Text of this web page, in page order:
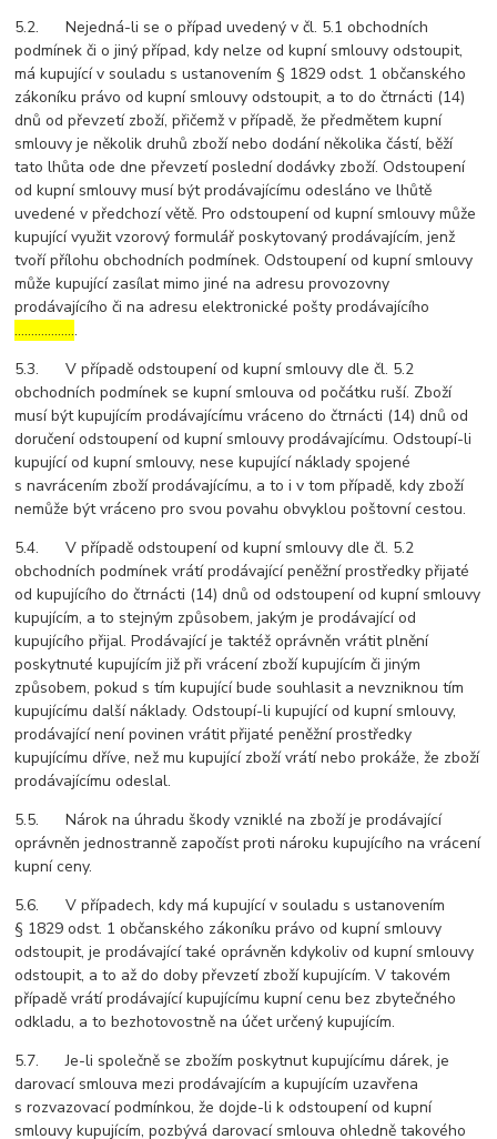
5.2. Nejedná-li se o případ uvedený v čl. 5.1 obchodních
podmínek či o jiný případ, kdy nelze od kupní smlouvy odstoupit,
má kupující v souladu s ustanovením § 1829 odst. 1 občanského
zákoníku právo od kupní smlouvy odstoupit, a to do čtrnácti (14)
dnů od převzetí zboží, přičemž v případě, že předmětem kupní
smlouvy je několik druhů zboží nebo dodání několika částí, běží
tato lhůta ode dne převzetí poslední dodávky zboží. Odstoupení
od kupní smlouvy musí být prodávajícímu odesláno ve lhůtě
uvedené v předchozí větě. Pro odstoupení od kupní smlouvy může
kupující využit vzorový formulář poskytovaný prodávajícím, jenž
tvoří přílohu obchodních podmínek. Odstoupení od kupní smlouvy
může kupující zasílat mimo jiné na adresu provozovny
prodávajícího či na adresu elektronické pošty prodávajícího
……………….
5.3. V případě odstoupení od kupní smlouvy dle čl. 5.2
obchodních podmínek se kupní smlouva od počátku ruší. Zboží
musí být kupujícím prodávajícímu vráceno do čtrnácti (14) dnů od
doručení odstoupení od kupní smlouvy prodávajícímu. Odstoupí-li
kupující od kupní smlouvy, nese kupující náklady spojené
s navrácením zboží prodávajícímu, a to i v tom případě, kdy zboží
nemůže být vráceno pro svou povahu obvyklou poštovní cestou.
5.4. V případě odstoupení od kupní smlouvy dle čl. 5.2
obchodních podmínek vrátí prodávající peněžní prostředky přijaté
od kupujícího do čtrnácti (14) dnů od odstoupení od kupní smlouvy
kupujícím, a to stejným způsobem, jakým je prodávající od
kupujícího přijal. Prodávající je taktéž oprávněn vrátit plnění
poskytnuté kupujícím již při vrácení zboží kupujícím či jiným
způsobem, pokud s tím kupující bude souhlasit a nevzniknou tím
kupujícímu další náklady. Odstoupí-li kupující od kupní smlouvy,
prodávající není povinen vrátit přijaté peněžní prostředky
kupujícímu dříve, než mu kupující zboží vrátí nebo prokáže, že zboží
prodávajícímu odeslal.
5.5. Nárok na úhradu škody vzniklé na zboží je prodávající
oprávněn jednostranně započíst proti nároku kupujícího na vrácení
kupní ceny.
5.6. V případech, kdy má kupující v souladu s ustanovením
§ 1829 odst. 1 občanského zákoníku právo od kupní smlouvy
odstoupit, je prodávající také oprávněn kdykoliv od kupní smlouvy
odstoupit, a to až do doby převzetí zboží kupujícím. V takovém
případě vrátí prodávající kupujícímu kupní cenu bez zbytečného
odkladu, a to bezhotovostně na účet určený kupujícím.
5.7. Je-li společně se zbožím poskytnut kupujícímu dárek, je
darovací smlouva mezi prodávajícím a kupujícím uzavřena
s rozvazovací podmínkou, že dojde-li k odstoupení od kupní
smlouvy kupujícím, pozbývá darovací smlouva ohledně takového